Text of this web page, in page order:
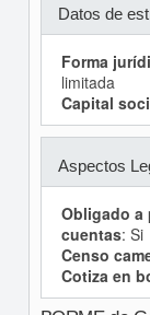
Datos de
Forma
limitada
Capital
Aspectos
Obligado a
cuentas: Si
Censo
Cotiza en